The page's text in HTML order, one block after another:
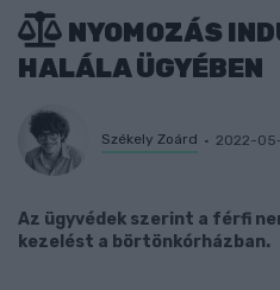
NYOMOZÁS
HALÁLA ÜGYÉBEN
Székely Zoárd 2022-
Az ügyvédek szerint a férfi
kezelést a börtönkórházban.